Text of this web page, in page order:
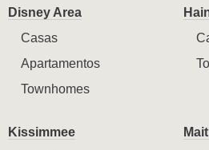
Disney Area
Casas
Apartamentos
Townhomes
Kissimmee